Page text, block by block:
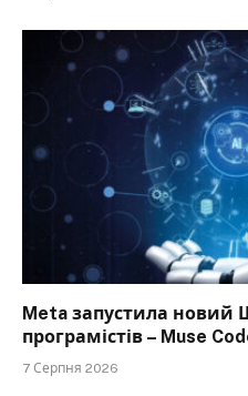
Meta запустила новий
програмістів – Muse
7 Серпня 2026